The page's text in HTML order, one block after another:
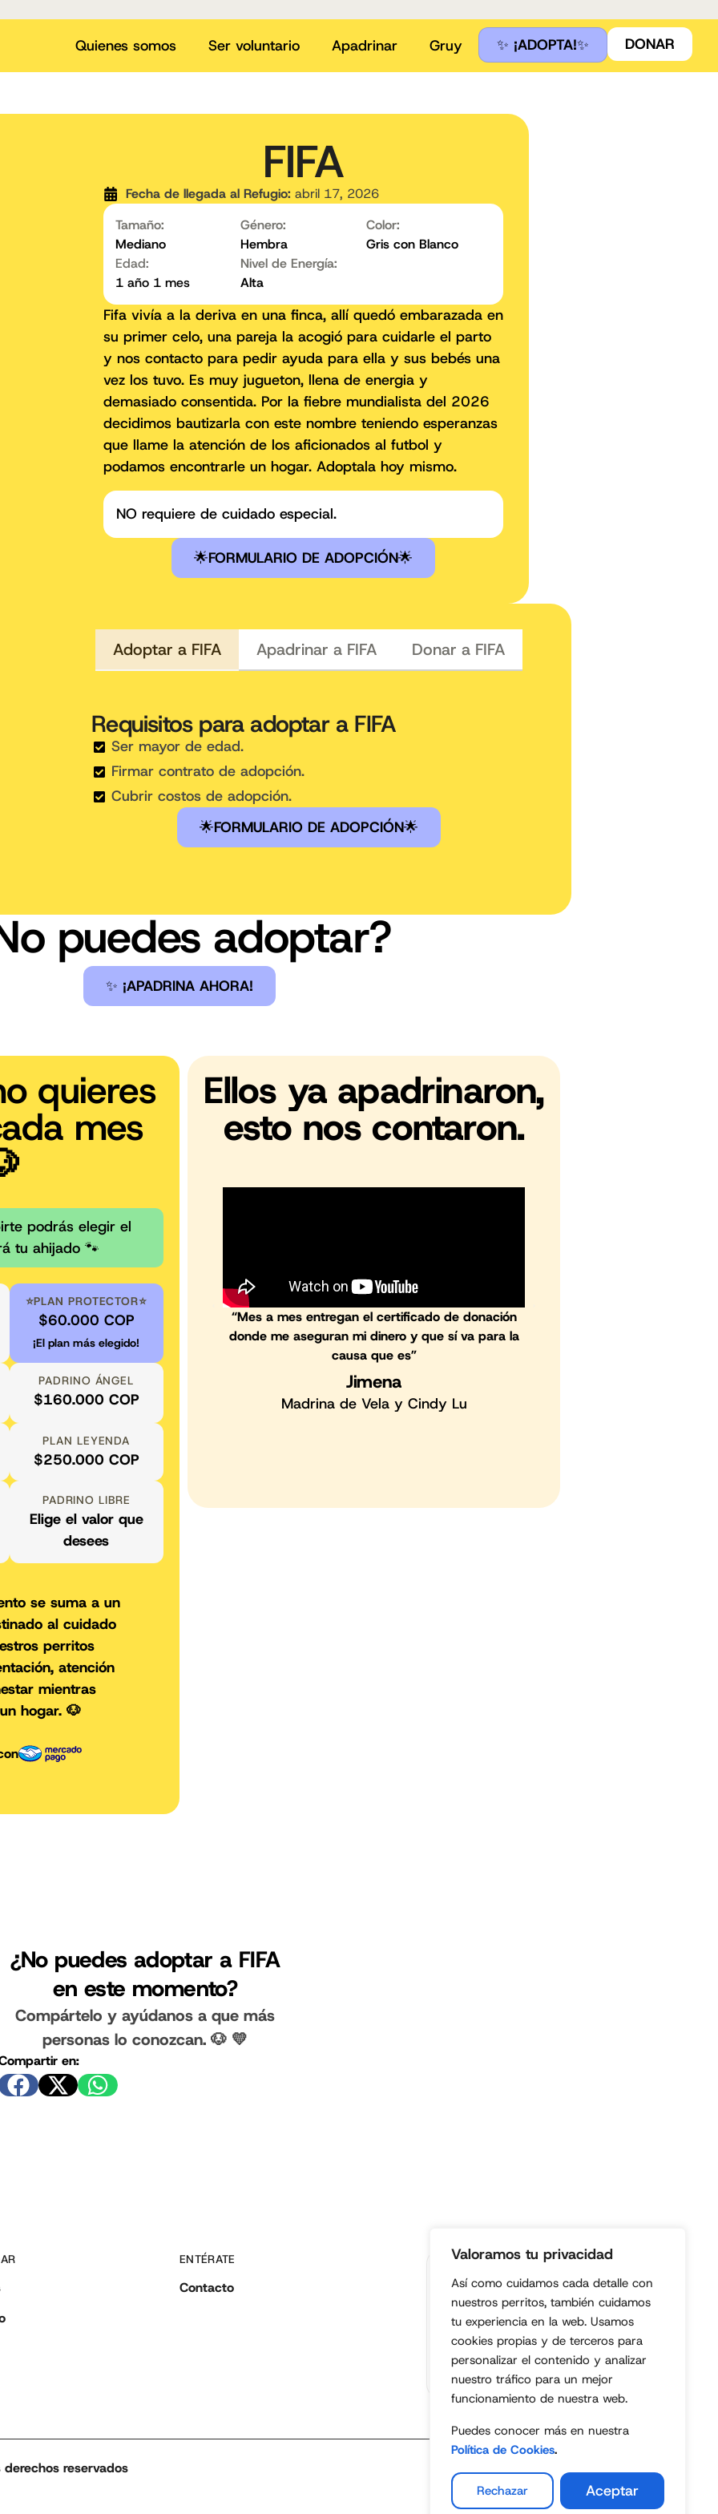
Valoramos tu privacidad
Así como cuidamos cada detalle con
nuestros perritos, también cuidamos
tu experiencia en la web. Usamos
cookies propias y de terceros para
personalizar el contenido y analizar
nuestro tráfico para un mejor
funcionamiento de nuestra web.
Puedes conocer más en nuestra
Política de Cookies.
Rechazar Aceptar
Quienes somos Ser voluntario Apadrinar Gruy ✨ ¡ADOPTA!✨ DONAR
FIFA
Fecha de llegada al Refugio: abril 17, 2026
Tamaño:
Mediano
Género:
Hembra
Color:
Gris con Blanco
Edad:
1 año 1 mes
Nivel de Energía:
Alta
Fifa vivía a la deriva en una finca, allí quedó embarazada en
su primer celo, una pareja la acogió para cuidarle el parto
y nos contacto para pedir ayuda para ella y sus bebés una
vez los tuvo. Es muy jugueton, llena de energia y
demasiado consentida. Por la fiebre mundialista del 2026
decidimos bautizarla con este nombre teniendo esperanzas
que llame la atención de los aficionados al futbol y
podamos encontrarle un hogar. Adoptala hoy mismo.
NO requiere de cuidado especial.
🌟FORMULARIO DE ADOPCIÓN🌟
Adoptar a FIFA Apadrinar a FIFA Donar a FIFA
Requisitos para adoptar a FIFA
Ser mayor de edad.
Firmar contrato de adopción.
Cubrir costos de adopción.
🌟FORMULARIO DE ADOPCIÓN🌟
puedes adoptar?
✨ ¡APADRINA AHORA!
quieres
mes
podrás elegir el
tu ahijado 🐾​
⭐PLAN PROTECTOR⭐
$60.000 COP
¡El plan más elegido!
PADRINO ÁNGEL
$160.000 COP
PLAN LEYENDA
$250.000 COP
PADRINO LIBRE
Elige el valor que
desees
se suma a un
al cuidado
perritos
atención
mientras
hogar. 🐶
Ellos ya apadrinaron,
esto nos contaron.
“Mes a mes entregan el certificado de donación
donde me aseguran mi dinero y que sí va para la
causa que es”
Jimena
Madrina de Vela y Cindy Lu
¿No puedes adoptar a FIFA
en este momento?
Compártelo y ayúdanos a que más
personas lo conozcan. 🐶 💛
en:
ENTÉRATE
Contacto
Fundación
legalmente
constituida.
ánimo de lucro
• Colombia •
reservados